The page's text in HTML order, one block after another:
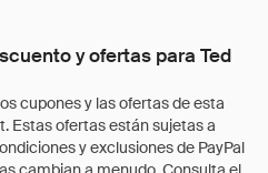
y ofertas para Ted